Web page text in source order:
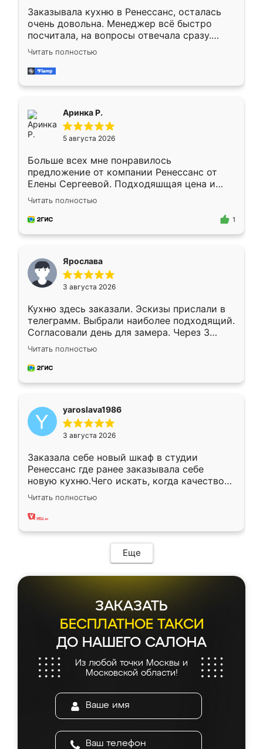
Заказывала кухню в Ренессанс, осталась
очень довольна. Менеджер всё быстро
посчитала, на вопросы отвечала сразу.
Замерщик приехал в субботу, подошёл к
делу со всей ответственностью. Собрали
за день, ребята работали аккуратно, даже
Читать полностью
Аринка Р.
5 августа 2026
Больше всех мне понравилось
предложение от компании Ренессанс от
Елены Сергеевой. Подходяшщая цена и
короткие сроки изготовления. Приехавший
для замера сотрудник Владислав
предложил по моему эскизу самый
Читать полностью
1
Ярослава
3 августа 2026
Кухню здесь заказали. Эскизы прислали в
телеграмм. Выбрали наиболее подходящий.
Согласовали день для замера. Через 3
недели кухня была уже готова. Остались
довольны работой. Спасибо Ренессанс
мебель за качественную работу!
Читать полностью
yaroslava1986
3 августа 2026
Заказала себе новый шкаф в студии
Ренессанс где ранее заказывала себе
новую кухню.Чего искать, когда качеством
вполне довольна. Служит кухня уже почти
два года, нареканий нет.
Читать полностью
Еще
ЗАКАЗАТЬ
БЕСПЛАТНОЕ ТАКСИ
ДО НАШЕГО САЛОНА
Из любой точки Москвы и
Московской области!